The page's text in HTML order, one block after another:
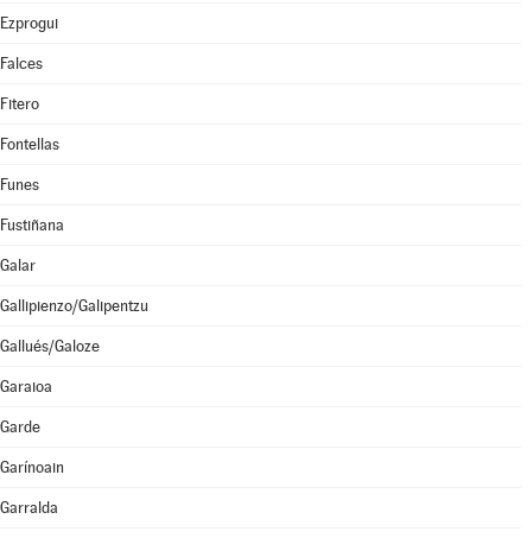
Ezprogui
Falces
Fitero
Fontellas
Funes
Fustiñana
Galar
Gallipienzo/Galipentzu
Gallués/Galoze
Garaioa
Garde
Garínoain
Garralda